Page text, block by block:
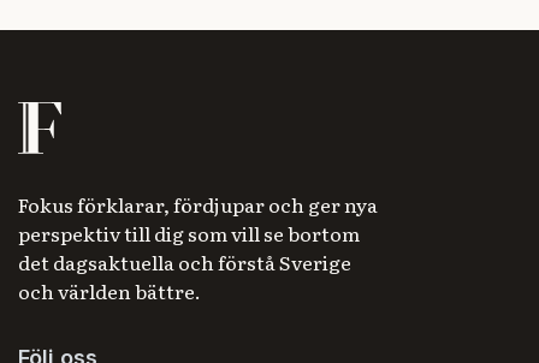
Fokus förklarar, fördjupar och ger nya
perspektiv till dig som vill se bortom
det dagsaktuella och förstå Sverige
och världen bättre.
Följ oss